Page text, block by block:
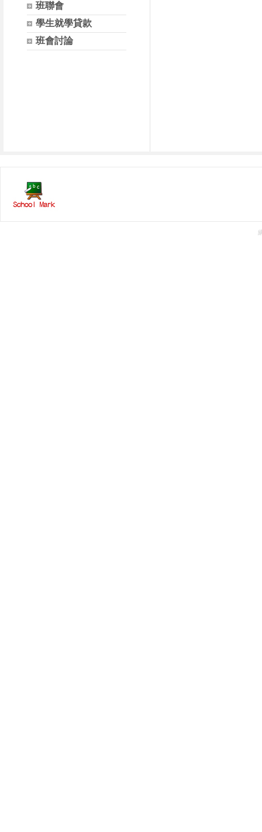
班聯會
學生就學貸款
班會討論